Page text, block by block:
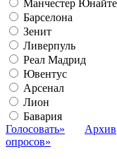
Манчестер
Барселона
Зенит
Ливерпуль
Реал Мадрид
Ювентус
Арсенал
Лион
Бавария
Голосовать»
Архив
опросов»